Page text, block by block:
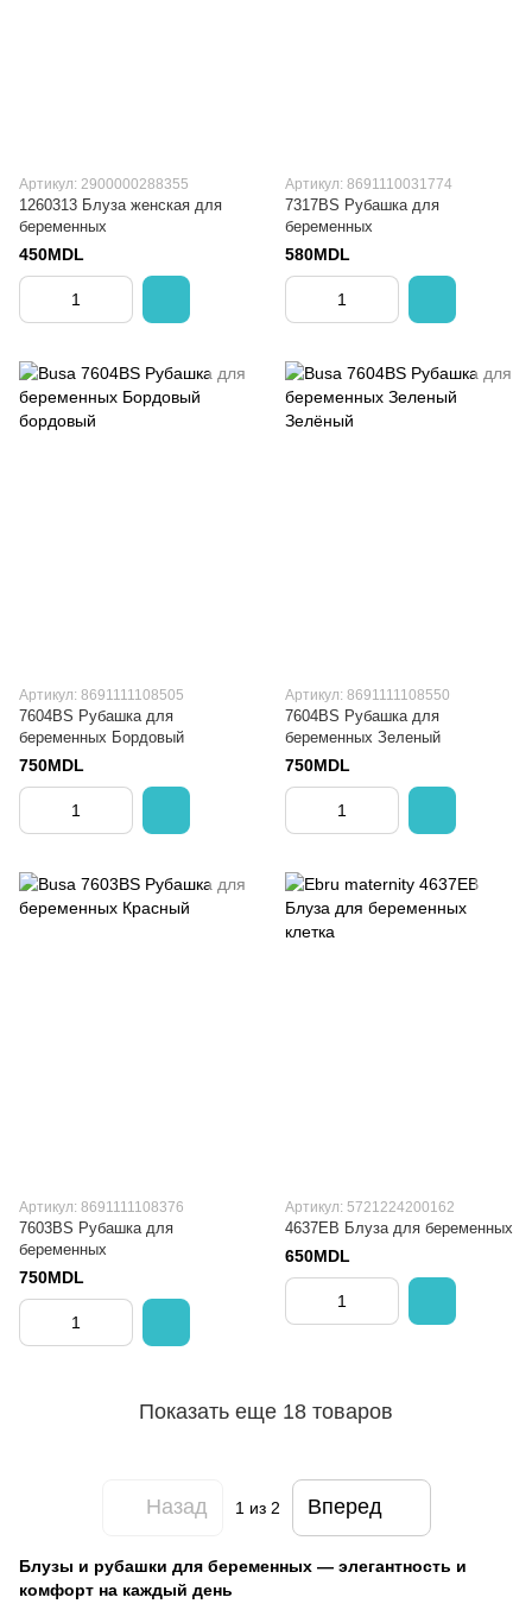
Артикул: 2900000288355
1260313 Блуза женская для
беременных
450MDL
Артикул: 8691110031774
7317BS Рубашка для
беременных
580MDL
Артикул: 8691111108505
7604BS Рубашка для
беременных Бордовый
750MDL
Артикул: 8691111108550
7604BS Рубашка для
беременных Зеленый
750MDL
Артикул: 8691111108376
7603BS Рубашка для
беременных
750MDL
Артикул: 5721224200162
4637EB Блуза для беременных
650MDL
Показать еще 18 товаров
Назад 1 из 2 Вперед
Блузы и рубашки для беременных — элегантность и
комфорт на каждый день